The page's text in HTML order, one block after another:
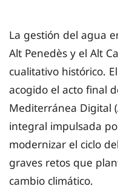
La gestión del agua
Alt Penedès y el Alt
cualitativo histórico.
acogido el acto final
Mediterránea Digital
integral impulsada
modernizar el ciclo
graves retos que
cambio climático.